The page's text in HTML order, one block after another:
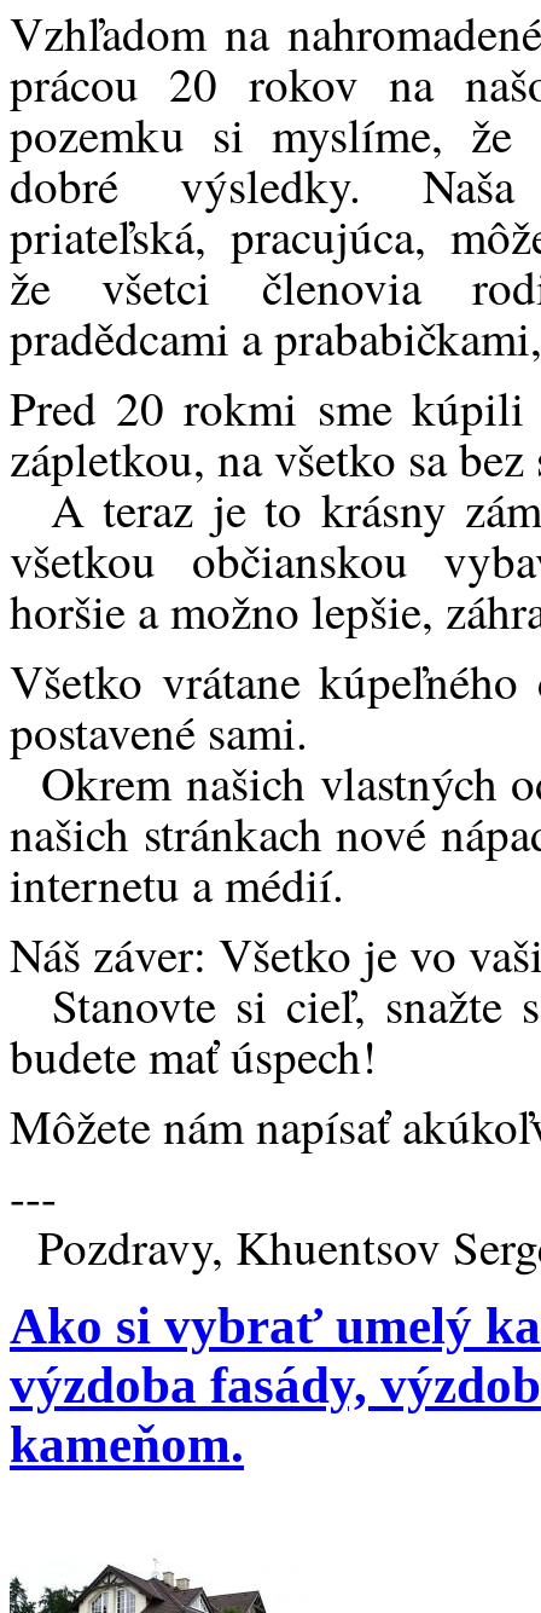
Vzhľadom na
prácou 20 rokov na
pozemku si myslíme, že
dobré výsledky.
priateľská, pracujúca,
že všetci členovia
pradědcami a
Pred 20 rokmi sme
zápletkou, na všetko sa
A teraz je to krásny
všetkou občianskou
horšie a možno lepšie,
Všetko vrátane
postavené sami.
Okrem našich vlastných
našich stránkach nové
internetu a médií.
Náš záver: Všetko je vo
Stanovte si cieľ, snažte
budete mať úspech!
Môžete nám napísať
---
Pozdravy, Khuentsov
Ako si vybrať umelý
výzdoba fasády,
kameňom.